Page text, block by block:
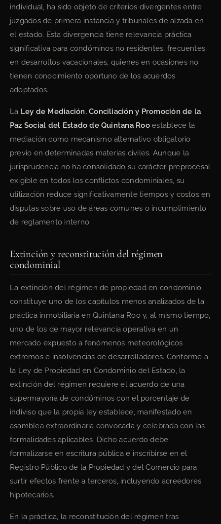
individual, ha sido objeto de criterios divergentes entre
juzgados de primera instancia y tribunales de alzada en
el estado. Esta divergencia tiene relevancia práctica
significativa para condóminos no residentes, frecuentes
en desarrollos vacacionales, quienes en ocasiones no
tienen conocimiento oportuno de los acuerdos
adoptados.
La Ley de Mediación, Conciliación y Promoción de la
Paz Social del Estado de Quintana Rooestablece la
mediación como mecanismo alternativo obligatorio
previo en determinadas materias civiles. Aunque la
jurisprudencia no ha consolidado su carácter preprocesal
exigible en todos los conflictos condominiales, su
utilización reduce significativamente tiempos y costos en
disputas sobre uso de áreas comunes o incumplimiento
de reglamento interno.
Extinción y reconstitución del régimen
condominial
La extinción del régimen de propiedad en condominio
constituye uno de los capítulos menos analizados de la
práctica inmobiliaria en Quintana Roo y, al mismo tiempo,
uno de los de mayor relevancia operativa en un
mercado expuesto a fenómenos meteorológicos
extremos e insolvencias de desarrolladores. Conforme a
la Ley de Propiedad en Condominio del Estado, la
extinción del régimen requiere el acuerdo de una
supermayoría de condóminos con el porcentaje de
indiviso que la propia ley establece, manifestado en
asamblea extraordinaria convocada y celebrada con las
formalidades aplicables. Dicho acuerdo debe
formalizarse en escritura pública e inscribirse en el
Registro Público de la Propiedad y del Comercio para
surtir efectos frente a terceros, incluyendo acreedores
hipotecarios.
En la práctica, la reconstitución del régimen tras